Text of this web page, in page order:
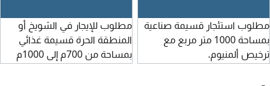
مطلوب استئجار قسيمة صناعية
بمساحة 1000 متر مربع مع
ترخيص ألمنيوم.
مطلوب للإيجار في الشويخ أو
المنطقة الحرة قسيمة غذائي
بمساحة من 700م إلى 1000م
وتصلح لنشاط تعبئة وتغليف